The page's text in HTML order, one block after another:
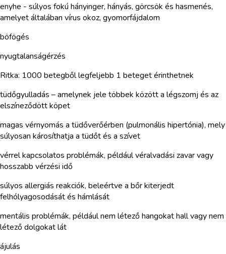
enyhe - súlyos fokú hányinger, hányás, görcsök és hasmenés,
amelyet általában vírus okoz, gyomorfájdalom
böfögés
nyugtalanságérzés
Ritka: 1000 betegből legfeljebb 1 beteget érinthetnek
tüdőgyulladás – amelynek jele többek között a légszomj és az
elszíneződött köpet
magas vérnyomás a tüdőverőérben (pulmonális hipertónia), mely
súlyosan károsíthatja a tüdőt és a szívet
vérrel kapcsolatos problémák, például véralvadási zavar vagy
hosszabb vérzési idő
súlyos allergiás reakciók, beleértve a bőr kiterjedt
felhólyagosodását és hámlását
mentális problémák, például nem létező hangokat hall vagy nem
létező dolgokat lát
ájulás